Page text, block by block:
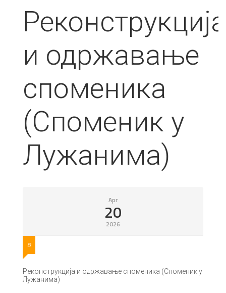
Реконструкција
и одржавање
споменика
(Споменик у
Лужанима)
Apr
20
2026
8
Реконструкција и одржавање споменика (Споменик у
Лужанима)